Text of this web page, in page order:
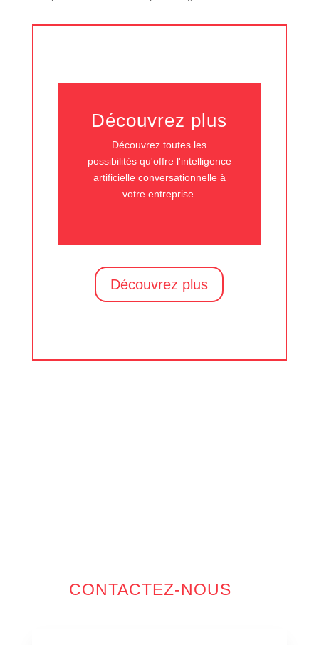
Découvrez plus
Découvrez toutes les
possibilités qu'offre l'intelligence
artificielle conversationnelle à
votre entreprise.
Découvrez plus
CONTACTEZ-NOUS